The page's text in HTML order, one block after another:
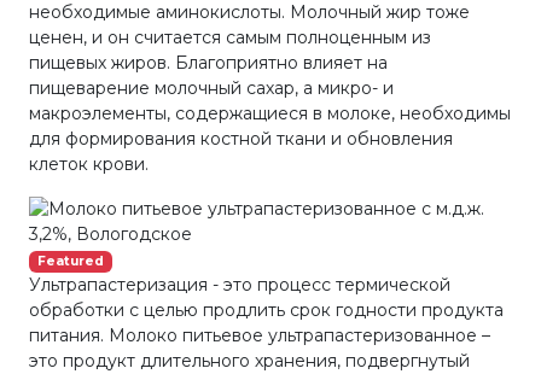
необходимые аминокислоты. Молочный жир тоже
ценен, и он считается самым полноценным из
пищевых жиров. Благоприятно влияет на
пищеварение молочный сахар, а микро- и
макроэлементы, содержащиеся в молоке, необходимы
для формирования костной ткани и обновления
клеток крови.
Featured
Ультрапастеризация - это процесс термической
обработки с целью продлить срок годности продукта
питания. Молоко питьевое ультрапастеризованное –
это продукт длительного хранения, подвергнутый